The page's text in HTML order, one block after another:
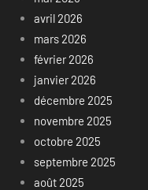
avril 2026
mars 2026
février 2026
janvier 2026
décembre 2025
novembre 2025
octobre 2025
septembre 2025
août 2025